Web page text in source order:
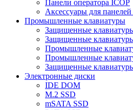
Панели оператора ICOP
Аксессуары для панелей
Промышленные клавиатуры
Защищенные
Защищенные
Промышленные
Промышленные
Защищенные
Электронные диски
IDE DOM
M.2 SSD
mSATA SSD